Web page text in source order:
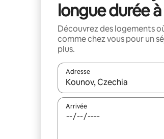
longue durée
Découvrez des logements
comme chez vous pour un
plus.
Adresse
Lorsque les résultats
Arrivée